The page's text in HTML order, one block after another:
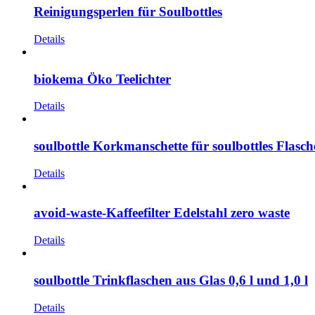
Reinigungsperlen für Soulbottles
Details
biokema Öko Teelichter
Details
soulbottle Korkmanschette für soulbottles
Details
avoid-waste-Kaffeefilter Edelstahl zero waste
Details
soulbottle Trinkflaschen aus Glas 0,6 l und 1,0 l
Details